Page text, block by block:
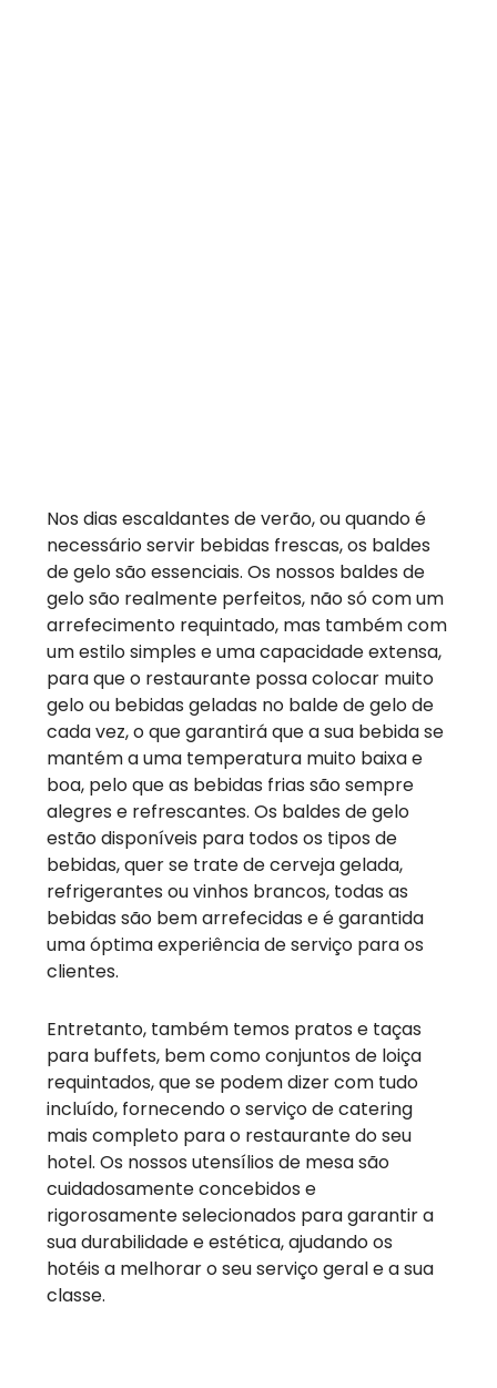
Nos dias escaldantes de verão, ou quando é
necessário servir bebidas frescas, os baldes
de gelo são essenciais. Os nossos baldes de
gelo são realmente perfeitos, não só com um
arrefecimento requintado, mas também com
um estilo simples e uma capacidade extensa,
para que o restaurante possa colocar muito
gelo ou bebidas geladas no balde de gelo de
cada vez, o que garantirá que a sua bebida se
mantém a uma temperatura muito baixa e
boa, pelo que as bebidas frias são sempre
alegres e refrescantes. Os baldes de gelo
estão disponíveis para todos os tipos de
bebidas, quer se trate de cerveja gelada,
refrigerantes ou vinhos brancos, todas as
bebidas são bem arrefecidas e é garantida
uma óptima experiência de serviço para os
clientes.
Entretanto, também temos pratos e taças
para buffets, bem como conjuntos de loiça
requintados, que se podem dizer com tudo
incluído, fornecendo o serviço de catering
mais completo para o restaurante do seu
hotel. Os nossos utensílios de mesa são
cuidadosamente concebidos e
rigorosamente selecionados para garantir a
sua durabilidade e estética, ajudando os
hotéis a melhorar o seu serviço geral e a sua
classe.